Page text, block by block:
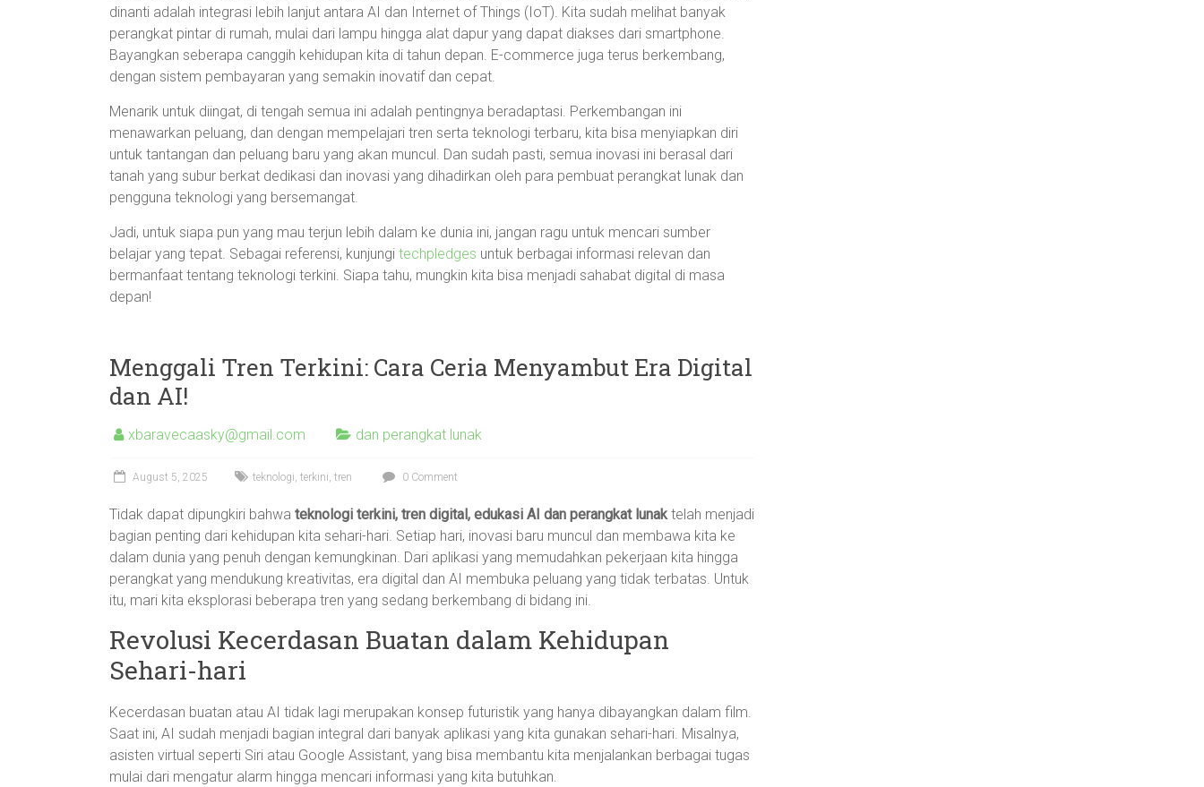
dinanti adalah integrasi lebih lanjut antara AI dan Internet of Things (IoT). Kita sudah melihat banyak
perangkat pintar di rumah, mulai dari lampu hingga alat dapur yang dapat diakses dari smartphone.
Bayangkan seberapa canggih kehidupan kita di tahun depan. E-commerce juga terus berkembang,
dengan sistem pembayaran yang semakin inovatif dan cepat.
Menarik untuk diingat, di tengah semua ini adalah pentingnya beradaptasi. Perkembangan ini
menawarkan peluang, dan dengan mempelajari tren serta teknologi terbaru, kita bisa menyiapkan diri
untuk tantangan dan peluang baru yang akan muncul. Dan sudah pasti, semua inovasi ini berasal dari
tanah yang subur berkat dedikasi dan inovasi yang dihadirkan oleh para pembuat perangkat lunak dan
pengguna teknologi yang bersemangat.
Jadi, untuk siapa pun yang mau terjun lebih dalam ke dunia ini, jangan ragu untuk mencari sumber
belajar yang tepat. Sebagai referensi, kunjungi techpledges untuk berbagai informasi relevan dan
bermanfaat tentang teknologi terkini. Siapa tahu, mungkin kita bisa menjadi sahabat digital di masa
depan!
Menggali Tren Terkini: Cara Ceria Menyambut Era Digital
dan AI!
xbaravecaasky@gmail.com dan perangkat lunak
August 5, 2025 teknologi, terkini, tren 0 Comment
Tidak dapat dipungkiri bahwa teknologi terkini, tren digital, edukasi AI dan perangkat lunaktelah menjadi
bagian penting dari kehidupan kita sehari-hari. Setiap hari, inovasi baru muncul dan membawa kita ke
dalam dunia yang penuh dengan kemungkinan. Dari aplikasi yang memudahkan pekerjaan kita hingga
perangkat yang mendukung kreativitas, era digital dan AI membuka peluang yang tidak terbatas. Untuk
itu, mari kita eksplorasi beberapa tren yang sedang berkembang di bidang ini.
Revolusi Kecerdasan Buatan dalam Kehidupan
Sehari-hari
Kecerdasan buatan atau AI tidak lagi merupakan konsep futuristik yang hanya dibayangkan dalam film.
Saat ini, AI sudah menjadi bagian integral dari banyak aplikasi yang kita gunakan sehari-hari. Misalnya,
asisten virtual seperti Siri atau Google Assistant, yang bisa membantu kita menjalankan berbagai tugas
mulai dari mengatur alarm hingga mencari informasi yang kita butuhkan.